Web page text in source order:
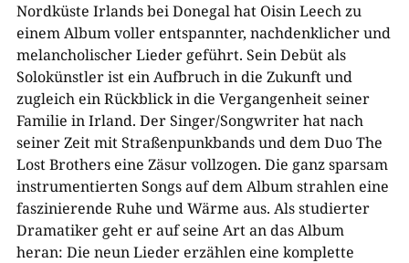
Nordküste Irlands bei Donegal hat Oisin Leech zu
einem Album voller entspannter, nachdenklicher und
melancholischer Lieder geführt. Sein Debüt als
Solokünstler ist ein Aufbruch in die Zukunft und
zugleich ein Rückblick in die Vergangenheit seiner
Familie in Irland. Der Singer/Songwriter hat nach
seiner Zeit mit Straßenpunkbands und dem Duo The
Lost Brothers eine Zäsur vollzogen. Die ganz sparsam
instrumentierten Songs auf dem Album strahlen eine
faszinierende Ruhe und Wärme aus. Als studierter
Dramatiker geht er auf seine Art an das Album
heran: Die neun Lieder erzählen eine komplette